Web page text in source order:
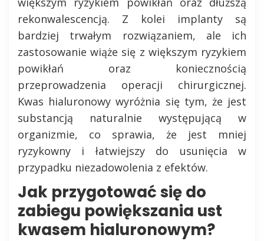
rekonwalescencją. Z kolei implanty są
bardziej trwałym rozwiązaniem, ale ich
zastosowanie wiąże się z większym ryzykiem
powikłań oraz koniecznością
przeprowadzenia operacji chirurgicznej.
Kwas hialuronowy wyróżnia się tym, że jest
substancją naturalnie występującą w
organizmie, co sprawia, że jest mniej
ryzykowny i łatwiejszy do usunięcia w
przypadku niezadowolenia z efektów.
Jak przygotować się do
zabiegu powiększania ust
kwasem hialuronowym?